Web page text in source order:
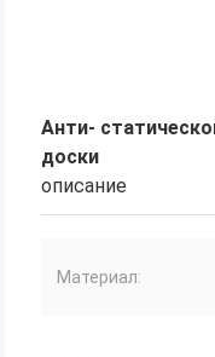
Анти-
доски
описание
Материал: